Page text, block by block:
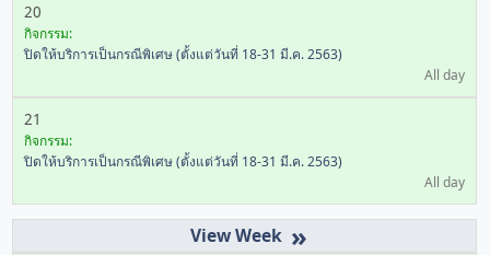
20
กิจกรรม:
ปิดให้บริการเป็นกรณีพิเศษ (ตั้งแต่วันที่ 18-31 มี.ค. 2563)
All day
21
กิจกรรม:
ปิดให้บริการเป็นกรณีพิเศษ (ตั้งแต่วันที่ 18-31 มี.ค. 2563)
All day
»